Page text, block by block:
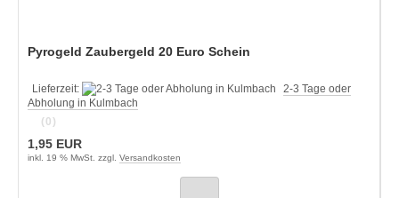
Pyrogeld Zaubergeld 20 Euro Schein
Lieferzeit:
2-3 Tage oder
Abholung in Kulmbach
(0)
1,95 EUR
inkl. 19 % MwSt. zzgl. Versandkosten